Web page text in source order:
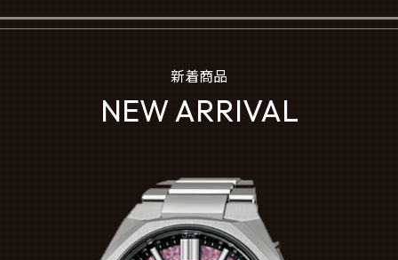
新着商品
NEW ARRIVAL